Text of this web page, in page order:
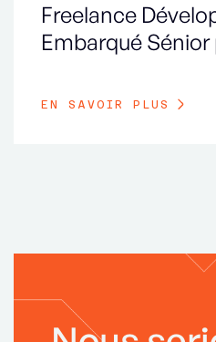
Freelance
Embarqué Sénior
EN SAVOIR PLUS